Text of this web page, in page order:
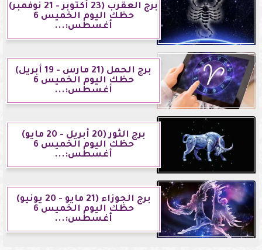
برج العقرب (23 أكتوبر - 21 نوفمبر)
حظك اليوم الخميس 6
أغسطس:...
برج الحمل (21 مارس - 19 أبريل)
حظك اليوم الخميس 6
أغسطس:...
برج الثور (20 أبريل - 20 مايو)
حظك اليوم الخميس 6
أغسطس:...
برج الجوزاء (21 مايو - 20 يونيو)
حظك اليوم الخميس 6
أغسطس:...